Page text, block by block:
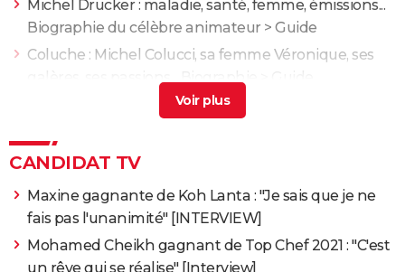
Michel Drucker : maladie, santé, femme, émissions...
Biographie du célèbre animateur > Guide
Coluche : Michel Colucci, sa femme Véronique, ses
Nagui : femme, salaire, émissions... Tout sur le
Evelyne Dhéliat : mari, maladie... Biographie de la
Pierre Palmade : théâtre, drogue, homosexualité...
Biographie du comédien > Guide
CANDIDAT TV
Maxine gagnante de Koh Lanta : "Je sais que je ne
fais pas l'unanimité" [INTERVIEW]
Mohamed Cheikh gagnant de Top Chef 2021 : "C'est
un rêve qui se réalise" [Interview]